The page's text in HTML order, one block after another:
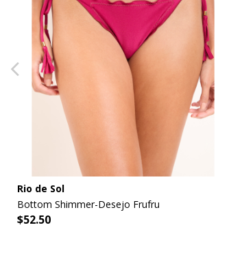
Rio de Sol
Bottom Shimmer-Desejo Frufru
$52.50